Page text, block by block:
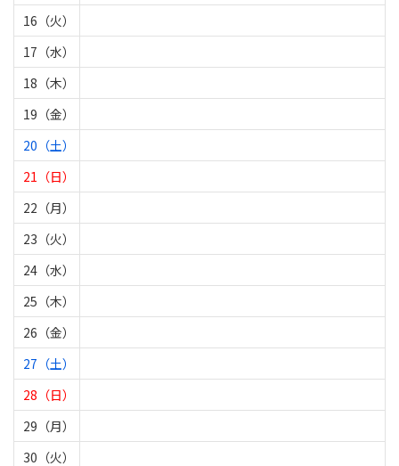
16（火）
17（水）
18（木）
19（金）
20（土）
21（日）
22（月）
23（火）
24（水）
25（木）
26（金）
27（土）
28（日）
29（月）
30（火）